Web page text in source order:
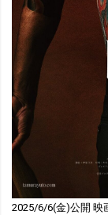
2025/6/6(金)公開 映